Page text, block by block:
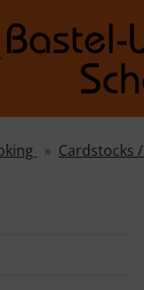
Einstellungen
Cardstocks